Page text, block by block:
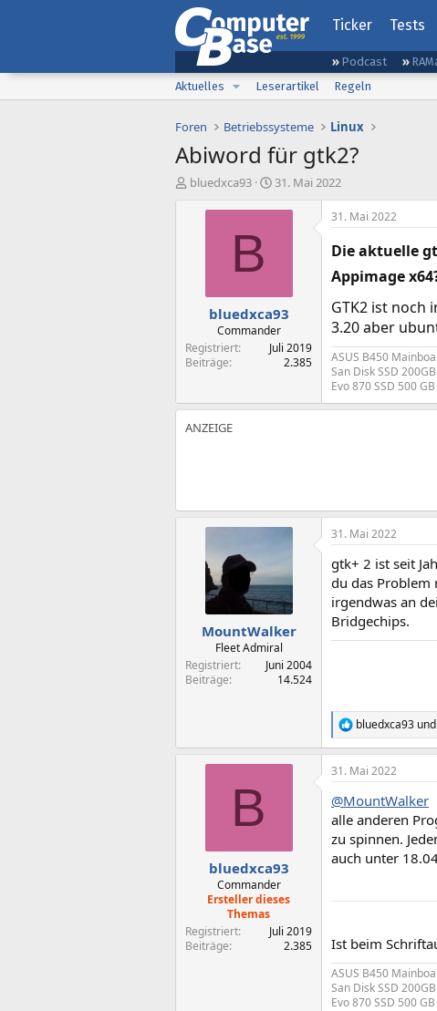
Ticker Tests
Podcast
Aktuelles
Leserartikel Regeln
Foren Betriebssysteme Linux
Abiword für gtk2?
E
bluedxca93
E
s
t
a
m
31. Mai 2022
B
bluedxca93
Commander
Registriert
Juli 2019
Beiträge
2.385
31. Mai 2022
Die aktuelle
Appimage
GTK2 ist
3.20 aber
ASUS B450
San Disk SSD 200GB
Evo 870 SSD 500 GB
MountWalker
Fleet Admiral
Registriert
Juni 2004
Beiträge
14.524
31. Mai 2022
gtk+ 2 ist seit
du das Problem
irgendwas an
Bridgechips.
R
e
a
k
i
o
e
n
bluedxca93 und
B
bluedxca93
Commander
Ersteller dieses
Themas
Registriert
Juli 2019
Beiträge
2.385
31. Mai 2022
@MountWalker
alle anderen
zu spinnen.
auch unter
Ist beim
ASUS B450
San Disk SSD 200GB
Evo 870 SSD 500 GB